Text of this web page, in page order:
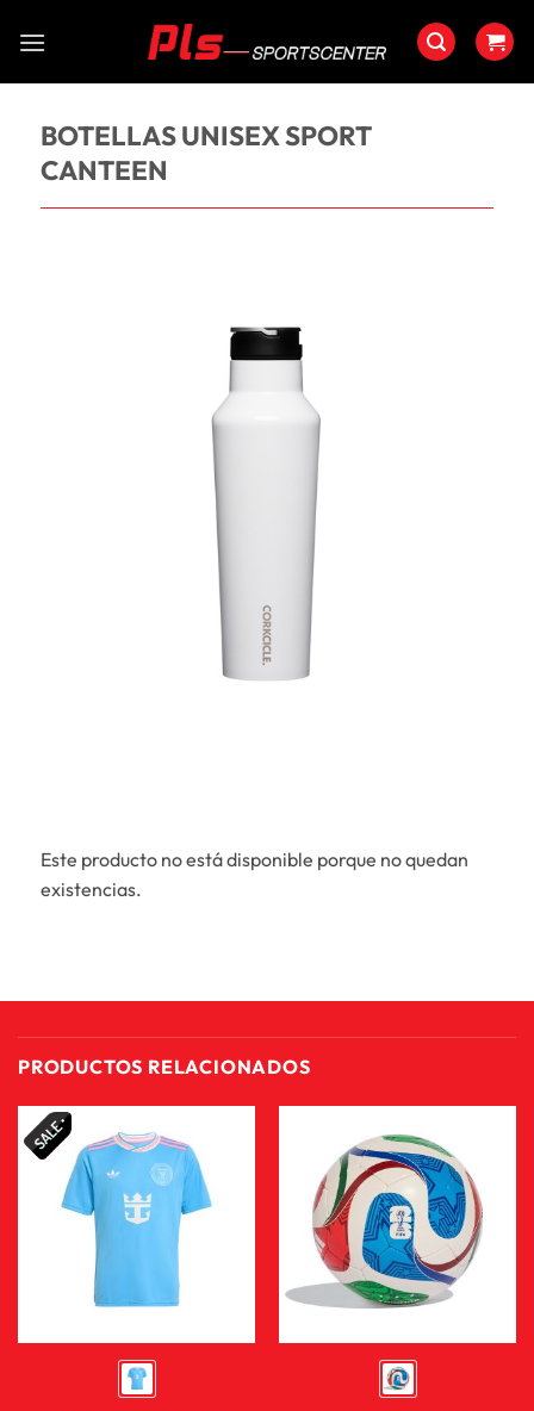
BOTELLAS UNISEX SPORT
CANTEEN
Este producto no está disponible porque no quedan
existencias.
PRODUCTOS RELACIONADOS